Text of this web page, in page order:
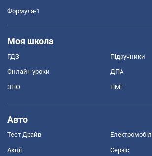
Формула-1
Моя школа
ГДЗ Підручники
Онлайн уроки ДПА
ЗНО НМТ
Авто
Тест Драйв
Акції Сервіс